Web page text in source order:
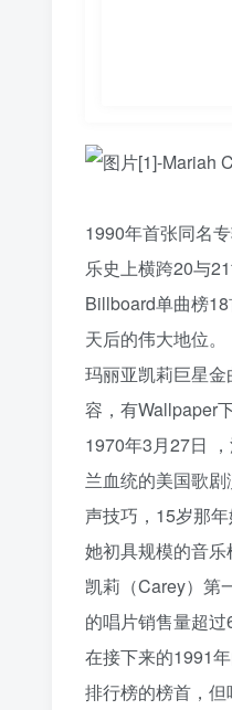
1990年首张同名
乐史上横跨20与
Billboard单曲榜
天后的伟大地位。
玛丽亚凯莉巨星
容，有Wallpaper
1970年3月27日
兰血统的美国歌
声技巧，15岁那
她初具规模的音乐
凯莉（Carey）第
的唱片销售量超过
在接下来的1991
排行榜的榜首，但